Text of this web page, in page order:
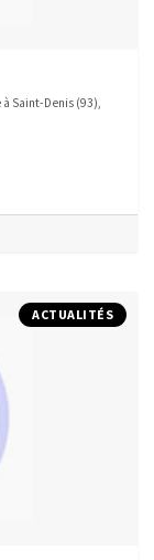
à Saint-Denis (93),
ACTUALITÉS